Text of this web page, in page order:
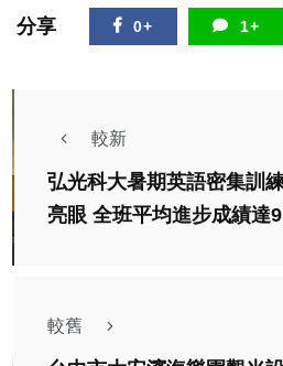
分享 0+ 1+
較新
弘光科大暑期英語密集訓
亮眼 全班平均進步成績達
較舊